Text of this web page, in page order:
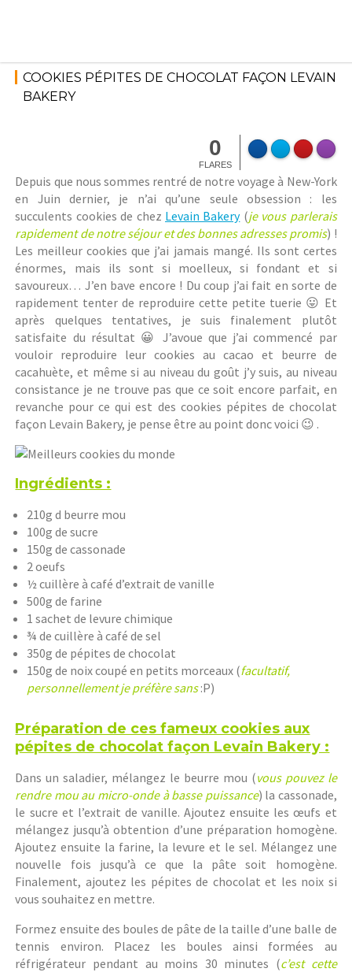
2018
COOKIES PÉPITES DE CHOCOLAT FAÇON LEVAIN
BAKERY
0
FLARES
Depuis que nous sommes rentré de notre voyage à New-York
en Juin dernier, je n’ai qu’une seule obsession : les
succulents cookies de chez Levain Bakery(je vous parlerais
rapidement de notre séjour et des bonnes adresses promis) !
Les meilleur cookies que j’ai jamais mangé. Ils sont certes
énormes, mais ils sont si moelleux, si fondant et si
savoureux… J’en bave encore ! Du coup j’ai fait en sorte de
rapidement tenter de reproduire cette petite tuerie 😛 Et
après quelques tentatives, je suis finalement plutôt
satisfaite du résultat 😀 J’avoue que j’ai commencé par
vouloir reproduire leur cookies au cacao et beurre de
cacahuète, et même si au niveau du goût j’y suis, au niveau
consistance je ne trouve pas que ce soit encore parfait, en
revanche pour ce qui est des cookies pépites de chocolat
façon Levain Bakery, je pense être au point donc voici 😉 .
Ingrédients :
210g d beurre mou
100g de sucre
150g de cassonade
2 oeufs
½ cuillère à café d’extrait de vanille
500g de farine
1 sachet de levure chimique
¾ de cuillère à café de sel
350g de pépites de chocolat
150g de noix coupé en petits morceaux (facultatif,
personnellement je préfère sans:P)
Préparation de ces fameux cookies aux
pépites de chocolat façon Levain Bakery :
Dans un saladier, mélangez le beurre mou (vous pouvez le
rendre mou au micro-onde à basse puissance) la cassonade,
le sucre et l’extrait de vanille. Ajoutez ensuite les œufs et
mélangez jusqu’à obtention d’une préparation homogène.
Ajoutez ensuite la farine, la levure et le sel. Mélangez une
nouvelle fois jusqu’à ce que la pâte soit homogène.
Finalement, ajoutez les pépites de chocolat et les noix si
vous souhaitez en mettre.
Formez ensuite des boules de pâte de la taille d’une balle de
tennis environ. Placez les boules ainsi formées au
réfrigérateur pendant au moins 30 minutes (c’est cette